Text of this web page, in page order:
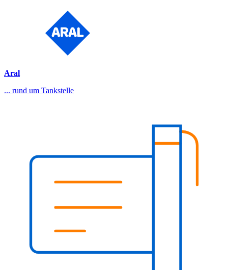
Aral
... rund um Tankstelle